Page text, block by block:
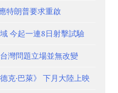
特朗普要求重啟
今起一連8日射擊試驗
灣問題立場並無改變
克·巴萊》 下月大陸上映